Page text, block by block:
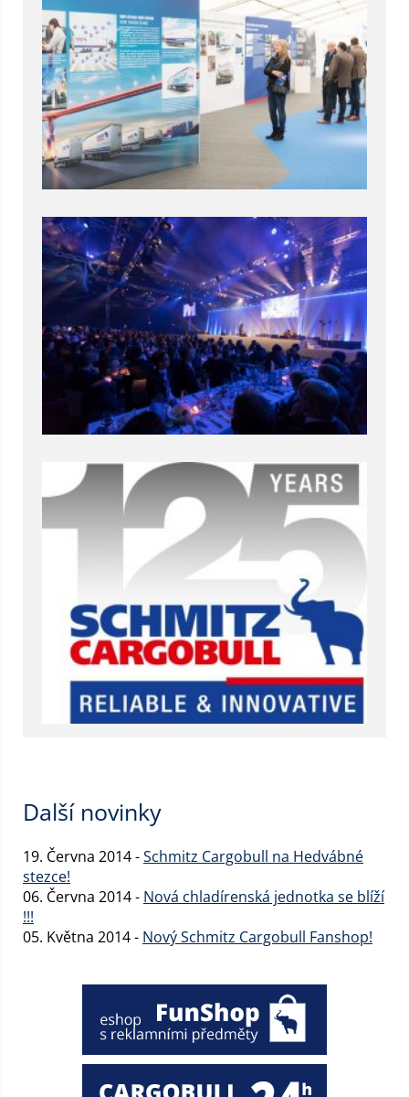
Další novinky
19. Června 2014 -Schmitz Cargobull na Hedvábné
stezce!
06. Června 2014 - Nová chladírenská jednotka se blíží
!!!
05. Května 2014 - Nový Schmitz Cargobull Fanshop!